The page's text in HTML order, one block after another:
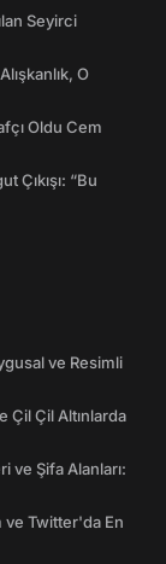
Seyirci
O
Oldu Cem
Çıkışı: “Bu
ve Resimli
Çil Çil Altınlarda
ve Şifa Alanları:
ve Twitter'da En